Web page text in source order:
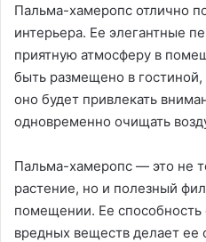
Пальма-хамеропс отлично
интерьера. Ее элегантные
приятную атмосферу в
быть размещено в гостиной,
оно будет привлекать
одновременно очищать
Пальма-хамеропс — это не
растение, но и полезный
помещении. Ее способность
вредных веществ делает